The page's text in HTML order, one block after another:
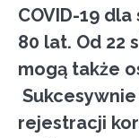
COVID-19
80 lat. Od 22
mogą także
rejestracji